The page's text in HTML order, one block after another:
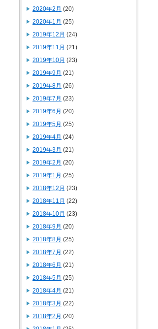
2020年2月 (20)
2020年1月 (25)
2019年12月 (24)
2019年11月 (21)
2019年10月 (23)
2019年9月 (21)
2019年8月 (26)
2019年7月 (23)
2019年6月 (20)
2019年5月 (25)
2019年4月 (24)
2019年3月 (21)
2019年2月 (20)
2019年1月 (25)
2018年12月 (23)
2018年11月 (22)
2018年10月 (23)
2018年9月 (20)
2018年8月 (25)
2018年7月 (22)
2018年6月 (21)
2018年5月 (25)
2018年4月 (21)
2018年3月 (22)
2018年2月 (20)